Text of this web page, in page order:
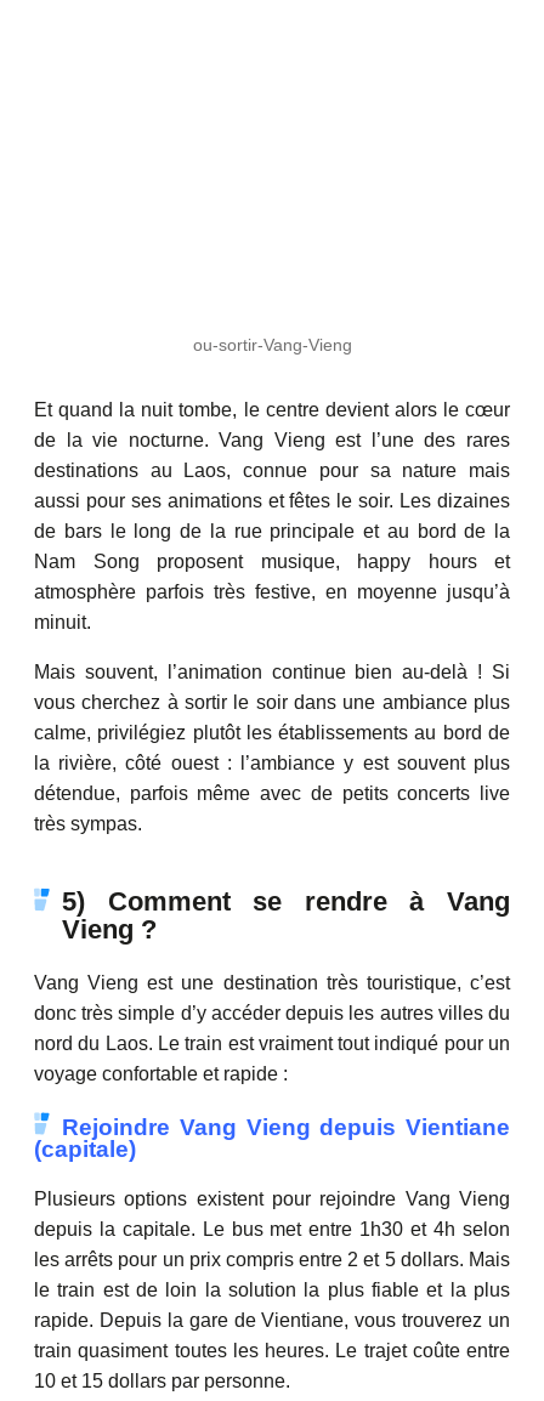
ou-sortir-Vang-Vieng
Et quand la nuit tombe, le centre devient alors le cœur
de la vie nocturne. Vang Vieng est l’une des rares
destinations au Laos, connue pour sa nature mais
aussi pour ses animations et fêtes le soir. Les dizaines
de bars le long de la rue principale et au bord de la
Nam Song proposent musique, happy hours et
atmosphère parfois très festive, en moyenne jusqu’à
minuit.
Mais souvent, l’animation continue bien au-delà ! Si
vous cherchez à sortir le soir dans une ambiance plus
calme, privilégiez plutôt les établissements au bord de
la rivière, côté ouest : l’ambiance y est souvent plus
détendue, parfois même avec de petits concerts live
très sympas.
5) Comment se rendre à Vang
Vieng ?
Vang Vieng est une destination très touristique, c’est
donc très simple d’y accéder depuis les autres villes du
nord du Laos. Le train est vraiment tout indiqué pour un
voyage confortable et rapide :
Rejoindre Vang Vieng depuis Vientiane
(capitale)
Plusieurs options existent pour rejoindre Vang Vieng
depuis la capitale. Le bus met entre 1h30 et 4h selon
les arrêts pour un prix compris entre 2 et 5 dollars. Mais
le train est de loin la solution la plus fiable et la plus
rapide. Depuis la gare de Vientiane, vous trouverez un
train quasiment toutes les heures. Le trajet coûte entre
10 et 15 dollars par personne.